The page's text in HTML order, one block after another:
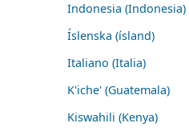
Indonesia (Indonesia)
Íslenska (ísland)
Italiano (Italia)
K'iche' (Guatemala)
Kiswahili (Kenya)